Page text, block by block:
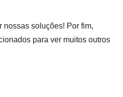
nossas soluções! Por fim,
para ver muitos outros